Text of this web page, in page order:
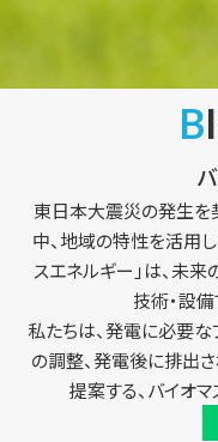
東日本大震災の発生を
中、地域の特性を活用
スエネルギー」は、未
技術・設
私たちは、発電に必要
の調整、発電後に排出
提案する、バイオ